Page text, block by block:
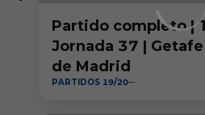
Partido completo |
Jornada 37 |
de Madrid
PARTIDOS 19/20